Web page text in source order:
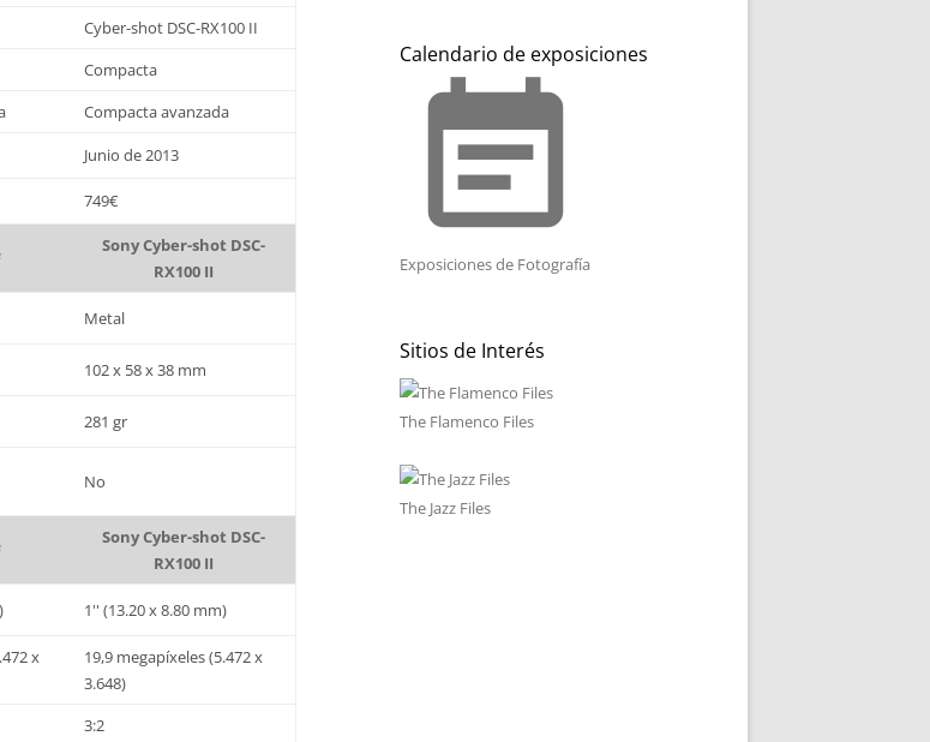
Cyber-shot DSC-RX100 II
Compacta
Compacta avanzada
Junio de 2013
749€
Sony Cyber-shot DSC-
RX100 II
Metal
102 x 58 x 38 mm
281 gr
No
Sony Cyber-shot DSC-
RX100 II
1'' (13.20 x 8.80 mm)
x
19,9 megapíxeles (5.472 x
3.648)
3:2
Calendario de exposiciones
event_note
Exposiciones de Fotografía
Sitios de Interés
The Flamenco Files
The Jazz Files